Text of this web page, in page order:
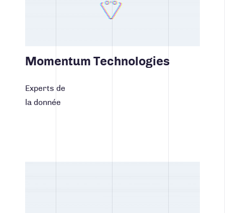
Momentum Technologies
Experts de
la donnée